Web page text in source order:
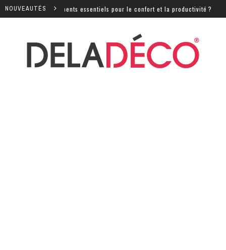
NOUVEAUTÉS
les équipements essentiels pour le confort et la productivité ?